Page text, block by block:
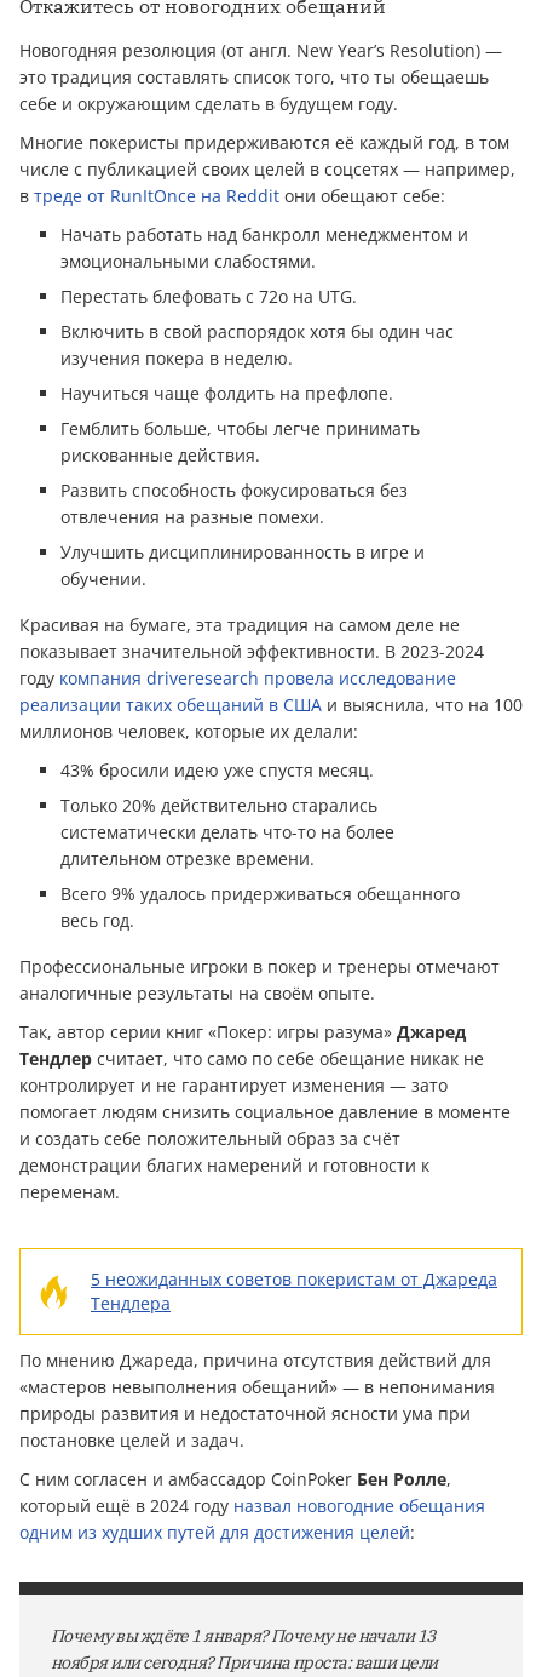
Откажитесь от новогодних обещаний
Новогодняя резолюция (от англ. New Year’s Resolution) —
это традиция составлять список того, что ты обещаешь
себе и окружающим сделать в будущем году.
Многие покеристы придерживаются её каждый год, в том
числе с публикацией своих целей в соцсетях — например,
в треде от RunItOnce на Reddit они обещают себе:
Начать работать над банкролл менеджментом и
эмоциональными слабостями.
Перестать блефовать с 72o на UTG.
Включить в свой распорядок хотя бы один час
изучения покера в неделю.
Научиться чаще фолдить на префлопе.
Гемблить больше, чтобы легче принимать
рискованные действия.
Развить способность фокусироваться без
отвлечения на разные помехи.
Улучшить дисциплинированность в игре и
обучении.
Красивая на бумаге, эта традиция на самом деле не
показывает значительной эффективности. В 2023-2024
году компания driveresearch провела исследование
реализации таких обещаний в США и выяснила, что на 100
миллионов человек, которые их делали:
43% бросили идею уже спустя месяц.
Только 20% действительно старались
систематически делать что-то на более
длительном отрезке времени.
Всего 9% удалось придерживаться обещанного
весь год.
Профессиональные игроки в покер и тренеры отмечают
аналогичные результаты на своём опыте.
Так, автор серии книг «Покер: игры разума» Джаред
Тендлер считает, что само по себе обещание никак не
контролирует и не гарантирует изменения — зато
помогает людям снизить социальное давление в моменте
и создать себе положительный образ за счёт
демонстрации благих намерений и готовности к
переменам.
5 неожиданных советов покеристам от Джареда
Тендлера
По мнению Джареда, причина отсутствия действий для
«мастеров невыполнения обещаний» — в непонимания
природы развития и недостаточной ясности ума при
постановке целей и задач.
С ним согласен и амбассадор CoinPoker Бен Ролле,
который ещё в 2024 году назвал новогодние обещания
одним из худших путей для достижения целей:
Почему вы ждёте 1 января? Почему не начали 13
ноября или сегодня? Причина проста: ваши цели